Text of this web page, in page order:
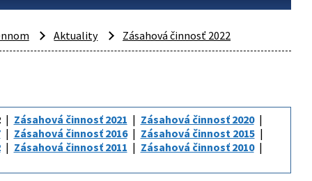
Aktuality Zásahová činnosť 2022
Zásahová činnosť 2021
Zásahová činnosť 2020
Zásahová činnosť 2016
Zásahová činnost 2015
Zásahová činnosť 2011
Zásahová činnosť 2010